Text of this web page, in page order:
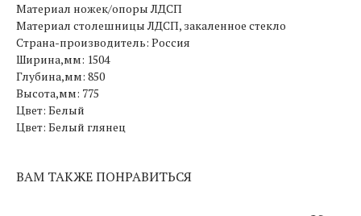
Материал ножек/опоры ЛДСП
Материал столешницы ЛДСП, закаленное стекло
Страна-производитель: Россия
Ширина,мм: 1504
Глубина,мм: 850
Высота,мм: 775
Цвет: Белый
Цвет: Белый глянец
ВАМ ТАКЖЕ ПОНРАВИТЬСЯ